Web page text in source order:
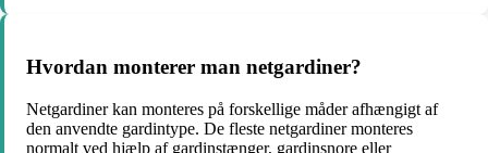
Hvordan monterer man netgardiner?
Netgardiner kan monteres på forskellige måder afhængigt af
den anvendte gardintype. De fleste netgardiner monteres
normalt ved hjælp af gardinstænger, gardinsnore eller